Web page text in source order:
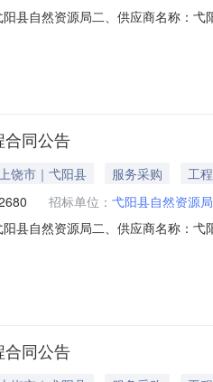
县自然资源局二、供应商名称：
：无八、联系方式1、采购人名称
合同公告
饶市｜弋阳县 服务采购
工程
招标单位： 弋阳县自然资源局
县自然资源局二、供应商名称：
：无八、联系方式1、采购人名称
合同公告